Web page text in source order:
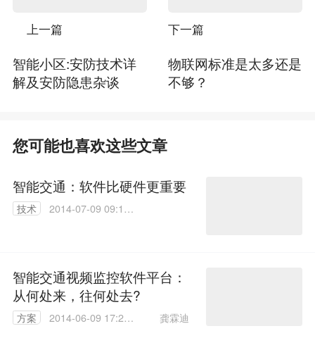
上一篇
智能小区:安防技术详
解及安防隐患杂谈
下一篇
物联网标准是太多还是
不够？
您可能也喜欢这些文章
智能交通：软件比硬件更重要
技术
2014-07-09 09:14:
智能交通视频监控软件平台：
从何处来，往何处去?
方案
2014-06-09 17:22:
龚霖迪